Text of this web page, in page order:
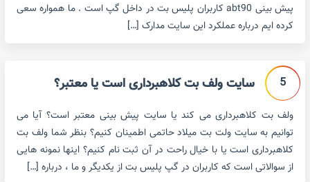
پیش بینی abt90 کاربران پلیس بت در داخل گپ است . ما همواره سعی
کرده ایم درباره عملکرد این سایت مدارک […]
5 سایت ولف بت کلاهبرداری است یا معتبر؟
ولف بت کلاهبرداری می کند یا سایت پیش بینی معتبر است؟ آیا می
توانیم به سایت ولت بت میلاد حاتمی اطمینان کنیم؟ بنظر شما ولف بت
کلاهبرداری است یا با خیال راحت در آن ثبت نام کنیم؟ اینها نمونه هایی
از سوالاتی است که کاربران در گپ پلیس بت از یکدیگر و ما ، درباره […]